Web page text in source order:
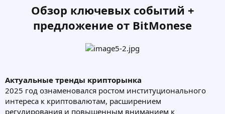
Обзор ключевых событий +
предложение от BitMonese
Актуальные тренды крипторынка
2025 год ознаменовался ростом институционального
интереса к криптовалютам, расширением
регулирования и повышенным вниманием к